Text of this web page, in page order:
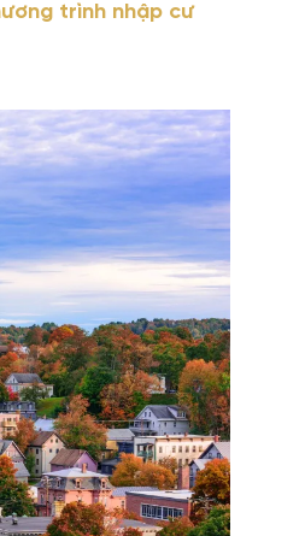
trình nhập cư